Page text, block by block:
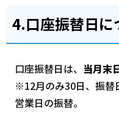
4.口座振替日に
口座振替日は、 当月末
※12月のみ30日、振替
営業日の振替。